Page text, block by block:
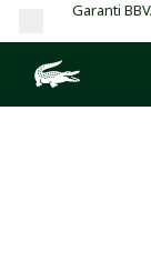
Garanti